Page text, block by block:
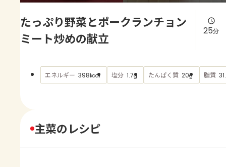
AJINOMOTO PARK とは
たっぷり野菜とポークランチョン
ミート炒めの献立
25分
エネルギー 398kcal 塩分 1.7g たんぱく質 20g 脂質
主菜のレシピ